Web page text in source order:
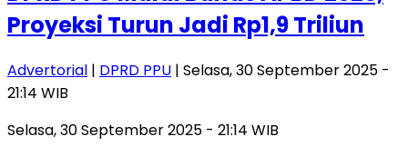
Proyeksi Turun Jadi Rp1,9 Triliun
Advertorial | DPRD PPU | Selasa, 30 September 2025 -
21:14 WIB
Selasa, 30 September 2025 - 21:14 WIB